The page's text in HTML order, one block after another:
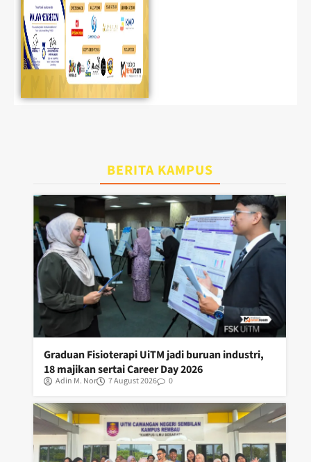
BERITA KAMPUS
Graduan Fisioterapi UiTM jadi buruan industri,
18 majikan sertai Career Day 2026
Adin M. Nor 7 August 2026 0